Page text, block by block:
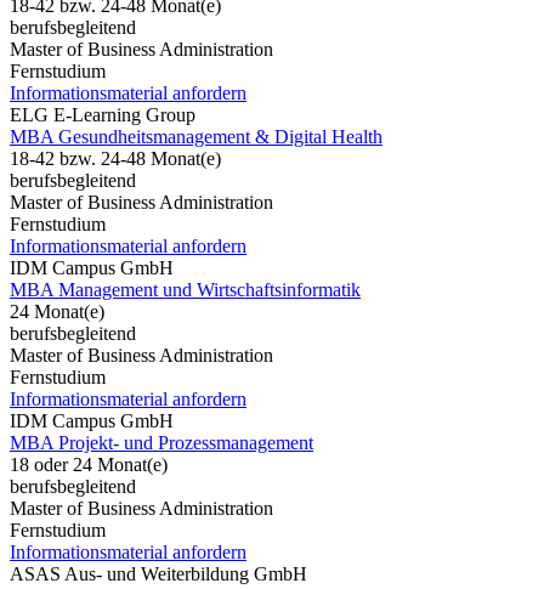
18-42 bzw. 24-48 Monat(e)
berufsbegleitend
Master of Business Administration
Fernstudium
Informationsmaterial anfordern
ELG E-Learning Group
MBA Gesundheitsmanagement & Digital Health
18-42 bzw. 24-48 Monat(e)
berufsbegleitend
Master of Business Administration
Fernstudium
Informationsmaterial anfordern
IDM Campus GmbH
MBA Management und Wirtschaftsinformatik
24 Monat(e)
berufsbegleitend
Master of Business Administration
Fernstudium
Informationsmaterial anfordern
IDM Campus GmbH
MBA Projekt- und Prozessmanagement
18 oder 24 Monat(e)
berufsbegleitend
Master of Business Administration
Fernstudium
Informationsmaterial anfordern
ASAS Aus- und Weiterbildung GmbH